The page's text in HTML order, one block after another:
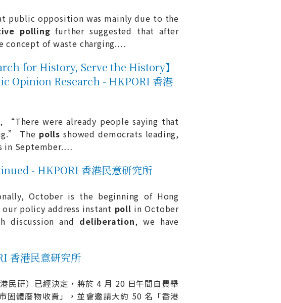
public opposition was mainly due to the
polling further suggested that after
of waste charging.…
for History, Serve the History】
Opinion Research - HKPORI 香港
“There were already people saying that
The polls showed democrats leading,
in September.…
- HKPORI 香港民意研究所
October is the beginning of Hong
policy address instant poll in October
discussion and deliberation, we have
香港民意研究所
研）已經決定，將於 4 月 20 日午間自費舉
固體廢物收費」，並會邀請大約 50 名「香港